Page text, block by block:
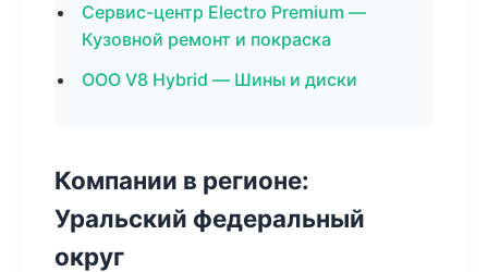
Сервис-центр Electro Premium —
Кузовной ремонт и покраска
ООО V8 Hybrid — Шины и диски
Компании в регионе:
Уральский федеральный
округ